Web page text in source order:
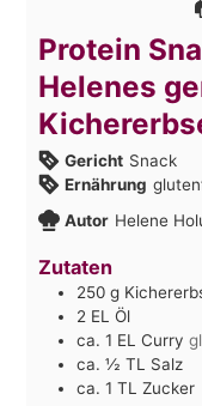
Protein
Helenes
Gericht Snack
Ernährung
Autor Helene
Zutaten
250 g
2 EL Öl
ca. 1 EL Curry
ca. ½ TL Salz
ca. 1 TL Zucker